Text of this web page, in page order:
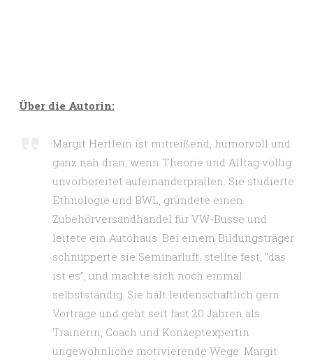
Über die Autorin:
Margit Hertlein ist mitreißend, humorvoll und
ganz nah dran, wenn Theorie und Alltag völlig
unvorbereitet aufeinanderprallen. Sie studierte
Ethnologie und BWL, gründete einen
Zubehörversandhandel für VW-Busse und
leitete ein Autohaus. Bei einem Bildungsträger
schnupperte sie Seminarluft, stellte fest, “das
ist es”, und machte sich noch einmal
selbstständig. Sie hält leidenschaftlich gern
Vorträge und geht seit fast 20 Jahren als
Trainerin, Coach und Konzeptexpertin
ungewöhnliche motivierende Wege. Margit